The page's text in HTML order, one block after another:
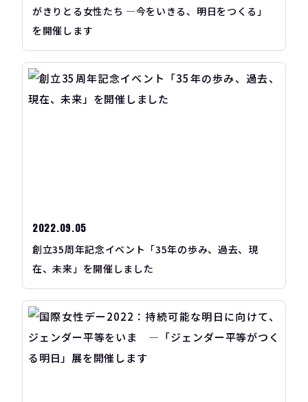
がきりとる女性たち ―今をいきる、明日をつくる」
を開催します
2022.09.05
創立35周年記念イベント「35年の歩み、過去、現
在、未来」を開催しました